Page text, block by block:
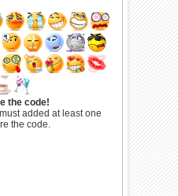
the code!
added at least one
the code.